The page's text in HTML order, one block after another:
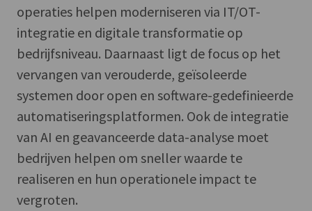
operaties helpen moderniseren via IT/OT-
integratie en digitale transformatie op
bedrijfsniveau. Daarnaast ligt de focus op het
vervangen van verouderde, geïsoleerde
systemen door open en software-gedefinieerde
automatiseringsplatformen. Ook de integratie
van AI en geavanceerde data-analyse moet
bedrijven helpen om sneller waarde te
realiseren en hun operationele impact te
vergroten.